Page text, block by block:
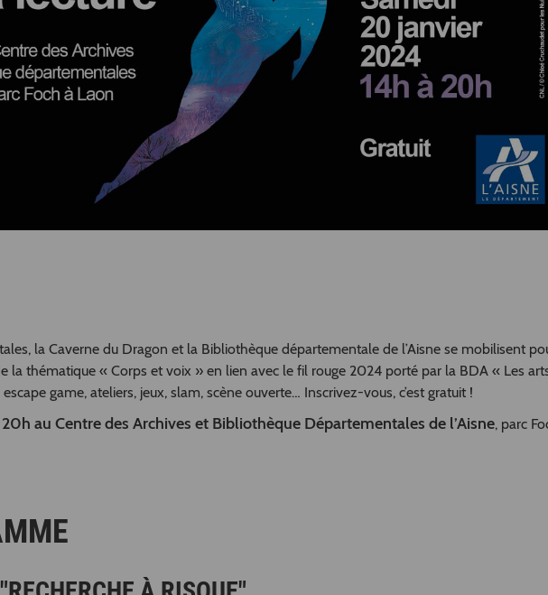
la Caverne du Dragon et la Bibliothèque départementale de l’Aisne se mobilisent
la thématique « Corps et voix » en lien avec le fil rouge 2024 porté par la BDA « Les
game, ateliers, jeux, slam, scène ouverte… Inscrivez-vous, c’est gratuit !
au Centre des Archives et Bibliothèque Départementales de l’Aisne, parc